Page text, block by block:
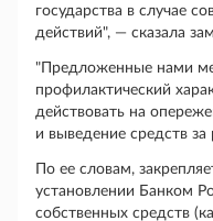
государства в случае
действий", — сказала
"Предложенные нами
профилактический
действовать на
и выведение средств
По ее словам,
установлении Банком
собственных средств